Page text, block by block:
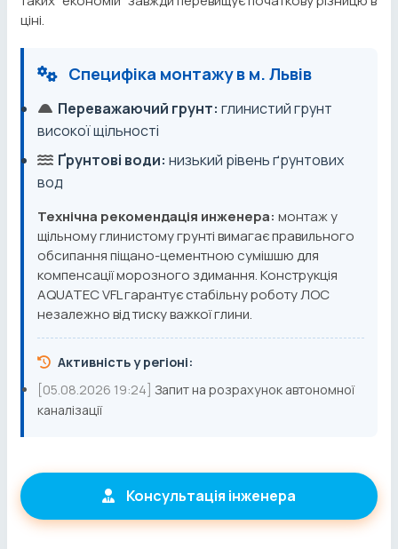
ціні.
Специфіка монтажу в м. Львів
Переважаючий грунт: глинистий грунт
високої щільності
Ґрунтові води: низький рівень ґрунтових
вод
Технічна рекомендація инженера: монтаж у
щільному глинистому грунті вимагає правильного
обсипання піщано-цементною сумішшю для
компенсації морозного здимання. Конструкція
AQUATEC VFL гарантує стабільну роботу ЛОС
незалежно від тиску важкої глини.
Активність у регіоні:
[05.08.2026 19:24] Запит на розрахунок автономної
каналізації
Консультація інженера